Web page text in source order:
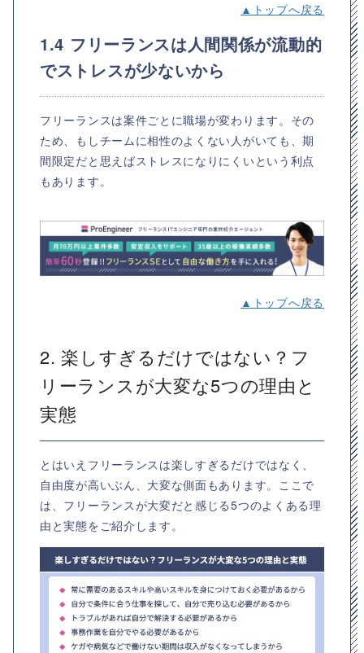
▲トップへ戻る
1.4 フリーランスは人間関係が流動的
でストレスが少ないから
フリーランスは案件ごとに職場が変わります。その
ため、もしチームに相性のよくない人がいても、期
間限定だと思えばストレスになりにくいという利点
もあります。
▲トップへ戻る
2. 楽しすぎるだけではない？フ
リーランスが大変な5つの理由と
実態
とはいえフリーランスは楽しすぎるだけではなく、
自由度が高いぶん、大変な側面もあります。ここで
は、フリーランスが大変だと感じる5つのよくある理
由と実態をご紹介します。